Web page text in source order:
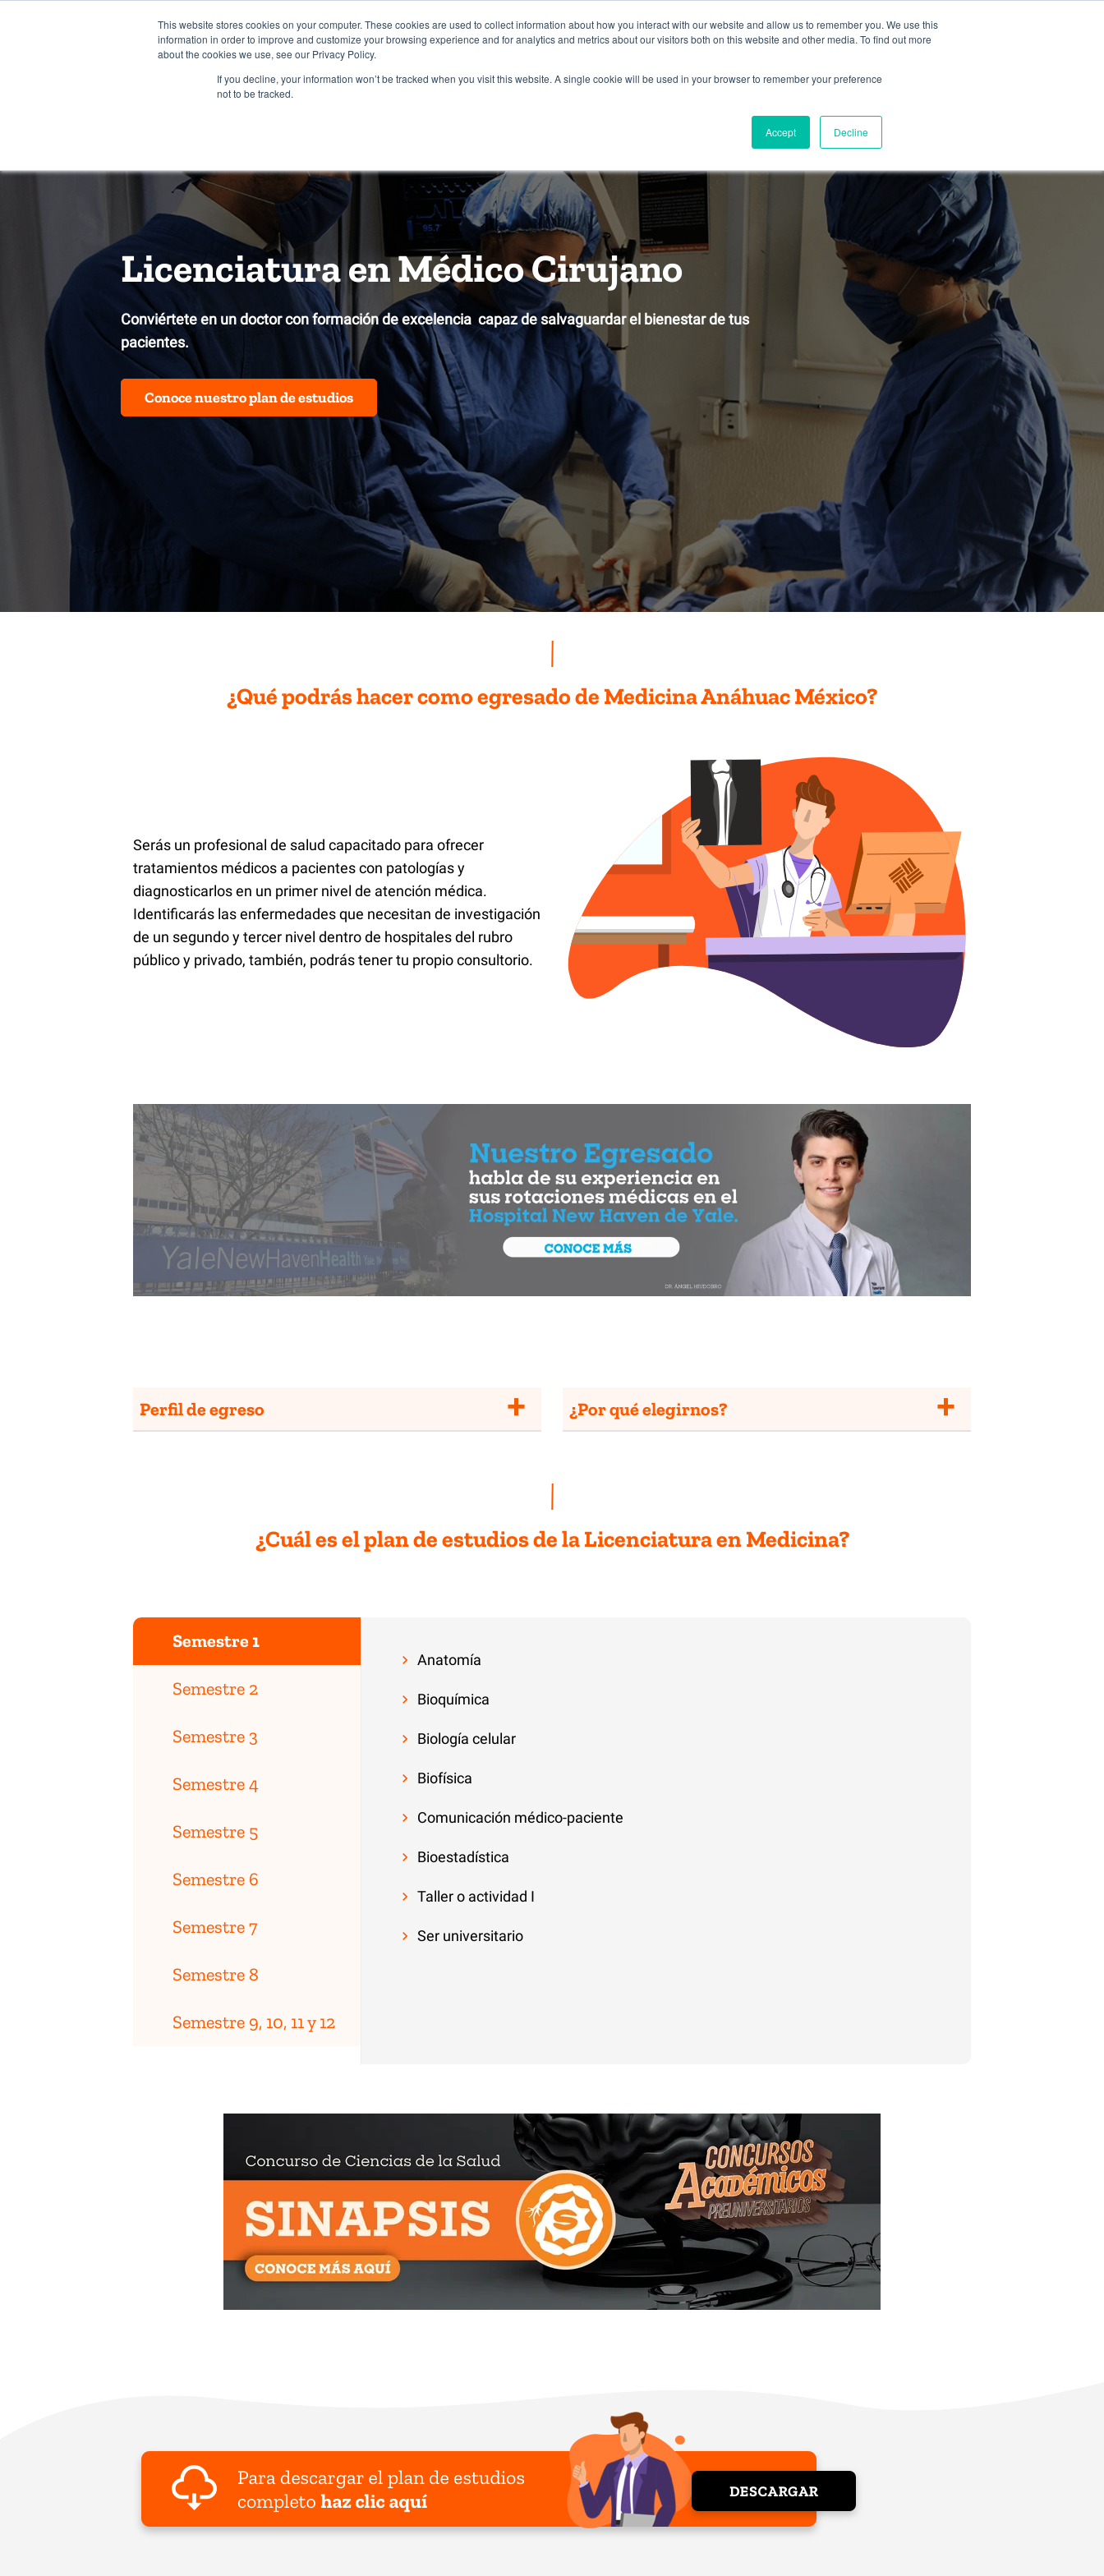
This website stores cookies on your computer. These cookies are used to collect information about how you interact with our website and allow us to remember you. We use this
information in order to improve and customize your browsing experience and for analytics and metrics about our visitors both on this website and other media. To find out more
about the cookies we use, see our Privacy Policy.
If you decline, your information won’t be tracked when you visit this website. A single cookie will be used in your browser to remember your preference
not to be tracked.
Accept Decline
Licenciatura en Médico Cirujano
Conviértete en un doctor con formación de excelencia capaz de salvaguardar el bienestar de tus
pacientes.
Conoce nuestro plan de estudios
¿Qué podrás hacer como egresado de Medicina Anáhuac México?
Serás un profesional de salud capacitado para ofrecer
tratamientos médicos a pacientes con patologías y
diagnosticarlos en un primer nivel de atención médica.
Identificarás las enfermedades que necesitan de investigación
de un segundo y tercer nivel dentro de hospitales del rubro
público y privado, también, podrás tener tu propio consultorio.
Perfil de egreso ¿Por qué elegirnos?
¿Cuál es el plan de estudios de la Licenciatura en Medicina?
Semestre 1
Semestre 2
Semestre 3
Semestre 4
Semestre 5
Semestre 6
Semestre 7
Semestre 8
Semestre 9, 10, 11 y 12
Anatomía
Bioquímica
Biología celular
Biofísica
Comunicación médico-paciente
Bioestadística
Taller o actividad I
Ser universitario